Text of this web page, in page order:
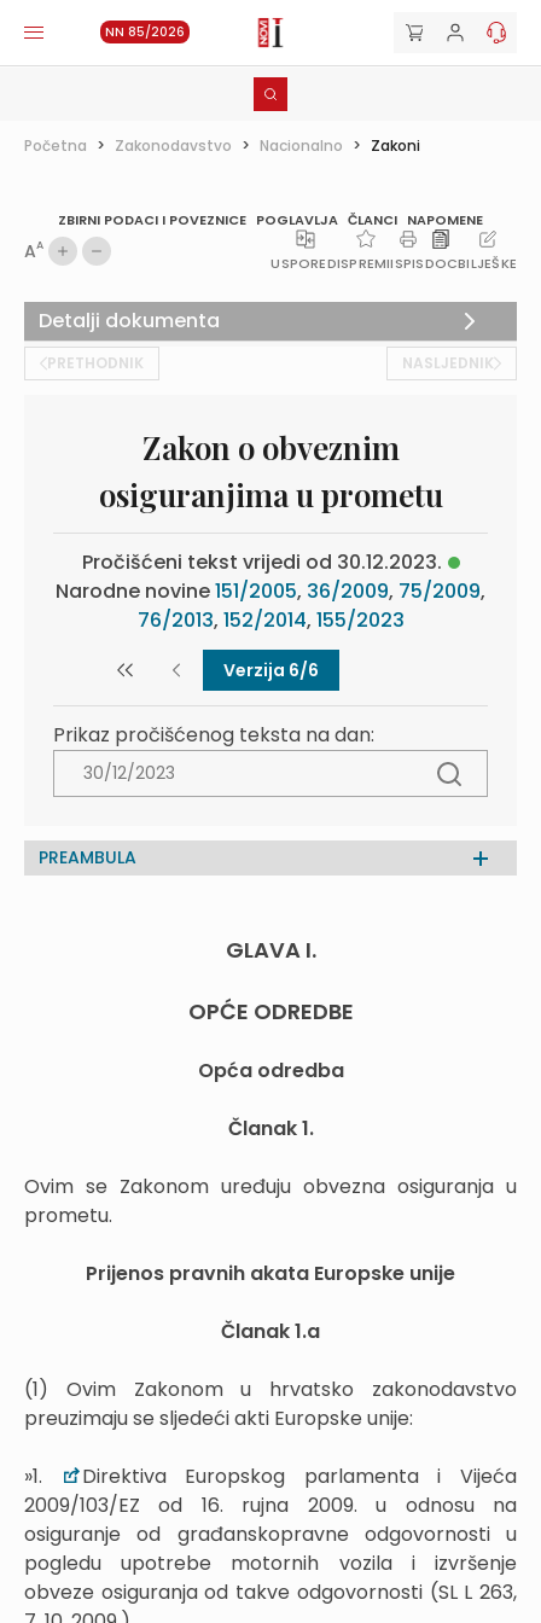
NN 85/2026
Početna > Zakonodavstvo > Nacionalno > Zakoni
ZBIRNI PODACI I POVEZNICE POGLAVLJA ČLANCI NAPOMENE
AA
USPOREDISPREMIISPISDOCBILJEŠKE
PRETHODNIK NASLJEDNIK
Zakon o obveznim
osiguranjima u prometu
Pročišćeni tekst vrijedi od 30.12.2023.
Narodne novine151/2005, 36/2009, 75/2009,
76/2013, 152/2014, 155/2023
Verzija 6/6
Prikaz pročišćenog teksta na dan:
PREAMBULA
GLAVA I.
OPĆE ODREDBE
Opća odredba
Članak 1.
Ovim se Zakonom uređuju obvezna osiguranja u
prometu.
Prijenos pravnih akata Europske unije
Članak 1.a
(1) Ovim Zakonom u hrvatsko zakonodavstvo
preuzimaju se sljedeći akti Europske unije:
»1.
Direktiva Europskog parlamenta i Vijeća
2009/103/EZ od 16. rujna 2009. u odnosu na
osiguranje od građanskopravne odgovornosti u
pogledu upotrebe motornih vozila i izvršenje
obveze osiguranja od takve odgovornosti (SL L 263,
Detalji dokumenta